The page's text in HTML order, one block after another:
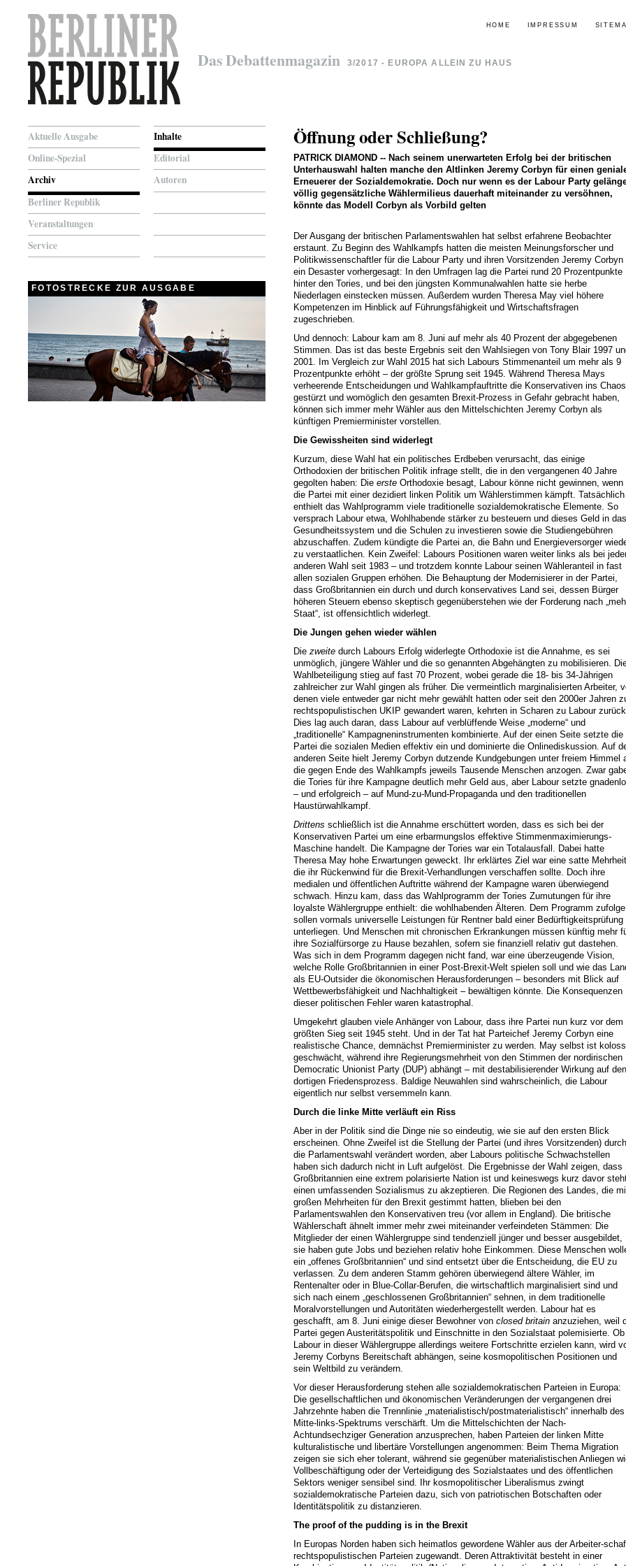
Das Debattenmagazin 3/2017 - EUROPA ALLEIN ZU HAUS
HOME IMPRESSUM
Aktuelle Ausgabe
Online-Spezial
Archiv
Berliner Republik
Veranstaltungen
Service
Inhalte
Editorial
Autoren
FOTOSTRECKE ZUR AUSGABE
Öffnung oder Schließung?
PATRICK DIAMOND -- Nach seinem unerwarteten Erfolg bei der britischen
Unterhauswahl halten manche den Altlinken Jeremy Corbyn für einen
Erneuerer der Sozialdemokratie. Doch nur wenn es der Labour Party
völlig gegensätzliche Wählermilieus dauerhaft miteinander zu versöhnen,
könnte das Modell Corbyn als Vorbild gelten
Der Ausgang der britischen Parlamentswahlen hat selbst erfahrene Beobachter
erstaunt. Zu Beginn des Wahlkampfs hatten die meisten Meinungsforscher und
Politikwissenschaftler für die Labour Party und ihren Vorsitzenden Jeremy Corbyn
ein Desaster vorhergesagt: In den Umfragen lag die Partei rund 20 Prozentpunkte
hinter den Tories, und bei den jüngsten Kommunalwahlen hatte sie herbe
Niederlagen einstecken müssen. Außerdem wurden Theresa May viel höhere
Kompetenzen im Hinblick auf Führungsfähigkeit und Wirtschaftsfragen
zugeschrieben.
Und dennoch: Labour kam am 8. Juni auf mehr als 40 Prozent der abgegebenen
Stimmen. Das ist das beste Ergebnis seit den Wahlsiegen von Tony Blair 1997
2001. Im Vergleich zur Wahl 2015 hat sich Labours Stimmenanteil um mehr als 9
Prozentpunkte erhöht – der größte Sprung seit 1945. Während Theresa Mays
verheerende Entscheidungen und Wahlkampfauftritte die Konservativen ins Chaos
gestürzt und womöglich den gesamten Brexit-Prozess in Gefahr gebracht haben,
können sich immer mehr Wähler aus den Mittelschichten Jeremy Corbyn als
künftigen Premierminister vorstellen.
Die Gewissheiten sind widerlegt
Kurzum, diese Wahl hat ein politisches Erdbeben verursacht, das einige
Orthodoxien der britischen Politik infrage stellt, die in den vergangenen 40 Jahre
gegolten haben: Die erste Orthodoxie besagt, Labour könne nicht gewinnen, wenn
die Partei mit einer dezidiert linken Politik um Wählerstimmen kämpft. Tatsächlich
enthielt das Wahlprogramm viele traditionelle sozialdemokratische Elemente. So
versprach Labour etwa, Wohlhabende stärker zu besteuern und dieses Geld in das
Gesundheitssystem und die Schulen zu investieren sowie die Studiengebühren
abzuschaffen. Zudem kündigte die Partei an, die Bahn und Energieversorger
zu verstaatlichen. Kein Zweifel: Labours Positionen waren weiter links als bei
anderen Wahl seit 1983 – und trotzdem konnte Labour seinen Wähleranteil in fast
allen sozialen Gruppen erhöhen. Die Behauptung der Modernisierer in der Partei,
dass Großbritannien ein durch und durch konservatives Land sei, dessen Bürger
höheren Steuern ebenso skeptisch gegenüberstehen wie der Forderung nach
Staat“, ist offensichtlich widerlegt.
Die Jungen gehen wieder wählen
Die zweite durch Labours Erfolg widerlegte Orthodoxie ist die Annahme, es sei
unmöglich, jüngere Wähler und die so genannten Abgehängten zu mobilisieren.
Wahlbeteiligung stieg auf fast 70 Prozent, wobei gerade die 18- bis 34-Jährigen
zahlreicher zur Wahl gingen als früher. Die vermeintlich marginalisierten Arbeiter,
denen viele entweder gar nicht mehr gewählt hatten oder seit den 2000er Jahren
rechtspopulistischen UKIP gewandert waren, kehrten in Scharen zu Labour
Dies lag auch daran, dass Labour auf verblüffende Weise „moderne“ und
„traditionelle“ Kampagneninstrumenten kombinierte. Auf der einen Seite setzte die
Partei die sozialen Medien effektiv ein und dominierte die Onlinediskussion. Auf
anderen Seite hielt Jeremy Corbyn dutzende Kundgebungen unter freiem Himmel
die gegen Ende des Wahlkampfs jeweils Tausende Menschen anzogen. Zwar
die Tories für ihre Kampagne deutlich mehr Geld aus, aber Labour setzte
– und erfolgreich – auf Mund-zu-Mund-Propaganda und den traditionellen
Haustürwahlkampf.
Drittens schließlich ist die Annahme erschüttert worden, dass es sich bei der
Konservativen Partei um eine erbarmungslos effektive Stimmenmaximierungs-
Maschine handelt. Die Kampagne der Tories war ein Totalausfall. Dabei hatte
Theresa May hohe Erwartungen geweckt. Ihr erklärtes Ziel war eine satte
die ihr Rückenwind für die Brexit-Verhandlungen verschaffen sollte. Doch ihre
medialen und öffentlichen Auftritte während der Kampagne waren überwiegend
schwach. Hinzu kam, dass das Wahlprogramm der Tories Zumutungen für ihre
loyalste Wählergruppe enthielt: die wohlhabenden Älteren. Dem Programm zufolge
sollen vormals universelle Leistungen für Rentner bald einer Bedürftigkeitsprüfung
unterliegen. Und Menschen mit chronischen Erkrankungen müssen künftig mehr
ihre Sozialfürsorge zu Hause bezahlen, sofern sie finanziell relativ gut dastehen.
Was sich in dem Programm dagegen nicht fand, war eine überzeugende Vision,
welche Rolle Großbritannien in einer Post-Brexit-Welt spielen soll und wie das
als EU-Outsider die ökonomischen Herausforderungen – besonders mit Blick auf
Wettbewerbsfähigkeit und Nachhaltigkeit – bewältigen könnte. Die Konsequenzen
dieser politischen Fehler waren katastrophal.
Umgekehrt glauben viele Anhänger von Labour, dass ihre Partei nun kurz vor dem
größten Sieg seit 1945 steht. Und in der Tat hat Parteichef Jeremy Corbyn eine
realistische Chance, demnächst Premierminister zu werden. May selbst ist
geschwächt, während ihre Regierungsmehrheit von den Stimmen der nordirischen
Democratic Unionist Party (DUP) abhängt – mit destabilisierender Wirkung auf den
dortigen Friedensprozess. Baldige Neuwahlen sind wahrscheinlich, die Labour
eigentlich nur selbst versemmeln kann.
Durch die linke Mitte verläuft ein Riss
Aber in der Politik sind die Dinge nie so eindeutig, wie sie auf den ersten Blick
erscheinen. Ohne Zweifel ist die Stellung der Partei (und ihres Vorsitzenden) durch
die Parlamentswahl verändert worden, aber Labours politische Schwachstellen
haben sich dadurch nicht in Luft aufgelöst. Die Ergebnisse der Wahl zeigen, dass
Großbritannien eine extrem polarisierte Nation ist und keineswegs kurz davor
einen umfassenden Sozialismus zu akzeptieren. Die Regionen des Landes, die
großen Mehrheiten für den Brexit gestimmt hatten, blieben bei den
Parlamentswahlen den Konservativen treu (vor allem in England). Die britische
Wählerschaft ähnelt immer mehr zwei miteinander verfeindeten Stämmen: Die
Mitglieder der einen Wählergruppe sind tendenziell jünger und besser ausgebildet,
sie haben gute Jobs und beziehen relativ hohe Einkommen. Diese Menschen
ein „offenes Großbritannien“ und sind entsetzt über die Entscheidung, die EU zu
verlassen. Zu dem anderen Stamm gehören überwiegend ältere Wähler, im
Rentenalter oder in Blue-Collar-Berufen, die wirtschaftlich marginalisiert sind und
sich nach einem „geschlossenen Großbritannien“ sehnen, in dem traditionelle
Moralvorstellungen und Autoritäten wiederhergestellt werden. Labour hat es
geschafft, am 8. Juni einige dieser Bewohner von closed britain anzuziehen, weil
Partei gegen Austeritätspolitik und Einschnitte in den Sozialstaat polemisierte. Ob
Labour in dieser Wählergruppe allerdings weitere Fortschritte erzielen kann, wird
Jeremy Corbyns Bereitschaft abhängen, seine kosmopolitischen Positionen und
sein Weltbild zu verändern.
Vor dieser Herausforderung stehen alle sozialdemokratischen Parteien in Europa:
Die gesellschaftlichen und ökonomischen Veränderungen der vergangenen drei
Jahrzehnte haben die Trennlinie „materialistisch/postmaterialistisch“ innerhalb des
Mitte-links-Spektrums verschärft. Um die Mittelschichten der Nach-
Achtundsechziger Generation anzusprechen, haben Parteien der linken Mitte
kulturalistische und libertäre Vorstellungen angenommen: Beim Thema Migration
zeigen sie sich eher tolerant, während sie gegenüber materialistischen Anliegen
Vollbeschäftigung oder der Verteidigung des Sozialstaates und des öffentlichen
Sektors weniger sensibel sind. Ihr kosmopolitischer Liberalismus zwingt
sozialdemokratische Parteien dazu, sich von patriotischen Botschaften oder
Identitätspolitik zu distanzieren.
The proof of the pudding is in the Brexit
In Europas Norden haben sich heimatlos gewordene Wähler aus der Arbeiter-
rechtspopulistischen Parteien zugewandt. Deren Attraktivität besteht in einer